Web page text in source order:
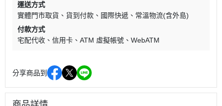
運送方式
實體門市取貨
貨到付款 國際快遞
常溫物流(含外島)
付款方式
宅配代收
信用卡 ATM 虛擬帳號 WebATM
分享商品到